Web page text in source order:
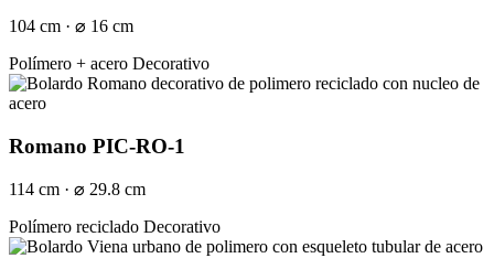
104 cm · ⌀ 16 cm
Polímero + acero Decorativo
Romano PIC-RO-1
114 cm · ⌀ 29.8 cm
Polímero reciclado Decorativo